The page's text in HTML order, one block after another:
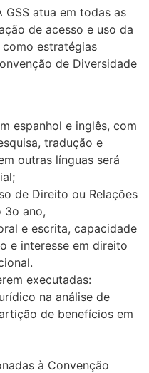
GSS atua em todas as
de acesso e uso da
estratégias
de Diversidade
espanhol e inglês, com
tradução e
outras línguas será
de Direito ou Relações
3o ano,
e escrita, capacidade
e interesse em direito
executadas:
na análise de
de benefícios em
à Convenção